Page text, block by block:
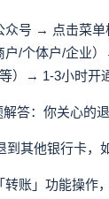
号 → 点击菜单
户/个体户/企业
）→ 1-3小时开
答：你关心的
其他银行卡，
账」功能操作